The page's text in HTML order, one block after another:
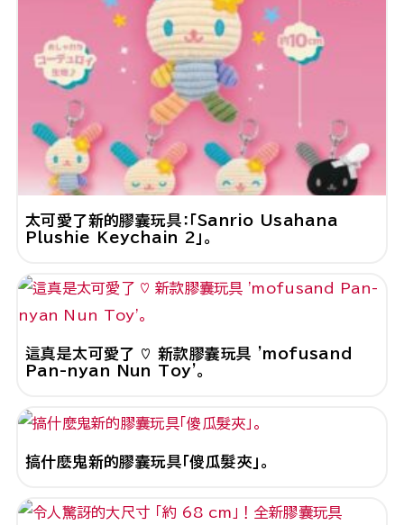
太可愛了新的膠囊玩具：「Sanrio Usahana
Plushie Keychain 2」。
這真是太可愛了 ♡ 新款膠囊玩具 'mofusand
Pan-nyan Nun Toy'。
搞什麼鬼新的膠囊玩具「傻瓜髮夾」。